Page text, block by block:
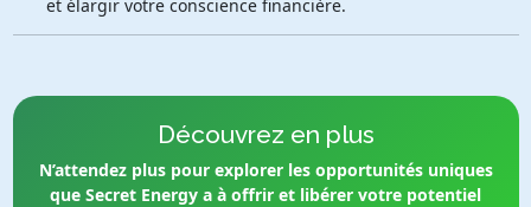
et élargir votre conscience financière.
Découvrez en plus
N’attendez plus pour explorer les opportunités uniques
que Secret Energy a à offrir et libérer votre potentiel